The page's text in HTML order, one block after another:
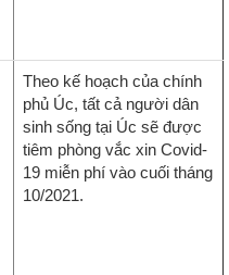
Theo kế hoạch của chính
phủ Úc, tất cả người dân
sinh sống tại Úc sẽ được
tiêm phòng vắc xin Covid-
19 miễn phí vào cuối tháng
10/2021.